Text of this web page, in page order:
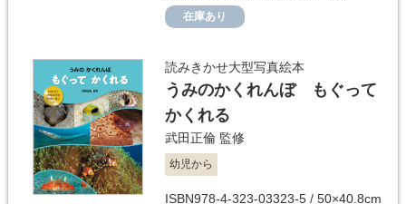
在庫あり
読みきかせ大型写真絵本
うみのかくれんぼ もぐって
かくれる
武田正倫 監修
幼児から
ISBN978-4-323-03323-5 / 50×40.8cm